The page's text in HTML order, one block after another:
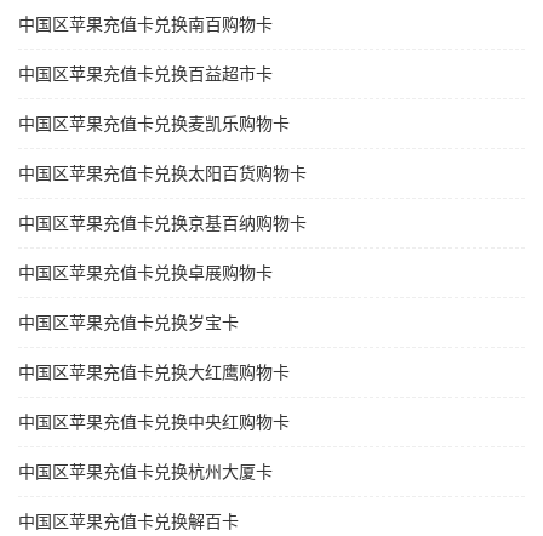
中国区苹果充值卡兑换南百购物卡
中国区苹果充值卡兑换百益超市卡
中国区苹果充值卡兑换麦凯乐购物卡
中国区苹果充值卡兑换太阳百货购物卡
中国区苹果充值卡兑换京基百纳购物卡
中国区苹果充值卡兑换卓展购物卡
中国区苹果充值卡兑换岁宝卡
中国区苹果充值卡兑换大红鹰购物卡
中国区苹果充值卡兑换中央红购物卡
中国区苹果充值卡兑换杭州大厦卡
中国区苹果充值卡兑换解百卡